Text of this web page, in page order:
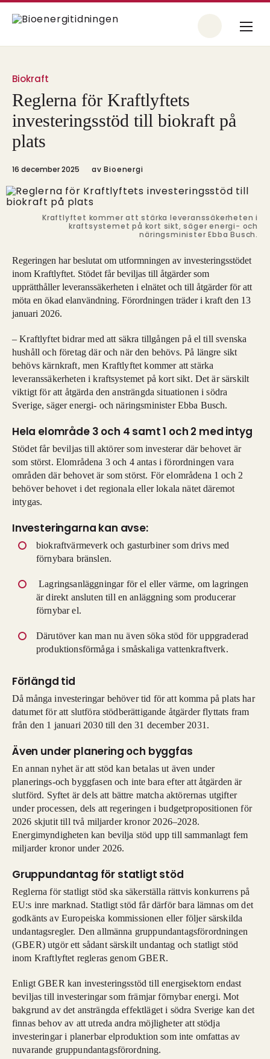
Biokraft
Reglerna för Kraftlyftets
investeringsstöd till biokraft på
plats
16 december 2025 av Bioenergi
Kraftlyftet kommer att stärka leveranssäkerheten i
kraftsystemet på kort sikt, säger energi- och
näringsminister Ebba Busch.
Regeringen har beslutat om utformningen av investeringsstödet
inom Kraftlyftet. Stödet får beviljas till åtgärder som
upprätthåller leveranssäkerheten i elnätet och till åtgärder för att
möta en ökad elanvändning. Förordningen träder i kraft den 13
januari 2026.
– Kraftlyftet bidrar med att säkra tillgången på el till svenska
hushåll och företag där och när den behövs. På längre sikt
behövs kärnkraft, men Kraftlyftet kommer att stärka
leveranssäkerheten i kraftsystemet på kort sikt. Det är särskilt
viktigt för att åtgärda den ansträngda situationen i södra
Sverige, säger energi- och näringsminister Ebba Busch.
Hela elområde 3 och 4 samt 1 och 2 med intyg
Stödet får beviljas till aktörer som investerar där behovet är
som störst. Elområdena 3 och 4 antas i förordningen vara
områden där behovet är som störst. För elområdena 1 och 2
behöver behovet i det regionala eller lokala nätet däremot
intygas.
Investeringarna kan avse:
biokraftvärmeverk och gasturbiner som drivs med
förnybara bränslen.
Lagringsanläggningar för el eller värme, om lagringen
är direkt ansluten till en anläggning som producerar
förnybar el.
Därutöver kan man nu även söka stöd för uppgraderad
produktionsförmåga i småskaliga vattenkraftverk.
Förlängd tid
Då många investeringar behöver tid för att komma på plats har
datumet för att slutföra stödberättigande åtgärder flyttats fram
från den 1 januari 2030 till den 31 december 2031.
Även under planering och byggfas
En annan nyhet är att stöd kan betalas ut även under
planerings-och byggfasen och inte bara efter att åtgärden är
slutförd. Syftet är dels att bättre matcha aktörernas utgifter
under processen, dels att regeringen i budgetpropositionen för
2026 skjutit till två miljarder kronor 2026–2028.
Energimyndigheten kan bevilja stöd upp till sammanlagt fem
miljarder kronor under 2026.
Gruppundantag för statligt stöd
Reglerna för statligt stöd ska säkerställa rättvis konkurrens på
EU:s inre marknad. Statligt stöd får därför bara lämnas om det
godkänts av Europeiska kommissionen eller följer särskilda
undantagsregler. Den allmänna gruppundantagsförordningen
(GBER) utgör ett sådant särskilt undantag och statligt stöd
inom Kraftlyftet regleras genom GBER.
Enligt GBER kan investeringsstöd till energisektorn endast
beviljas till investeringar som främjar förnybar energi. Mot
bakgrund av det ansträngda effektläget i södra Sverige kan det
finnas behov av att utreda andra möjligheter att stödja
investeringar i planerbar elproduktion som inte omfattas av
nuvarande gruppundantagsförordning.